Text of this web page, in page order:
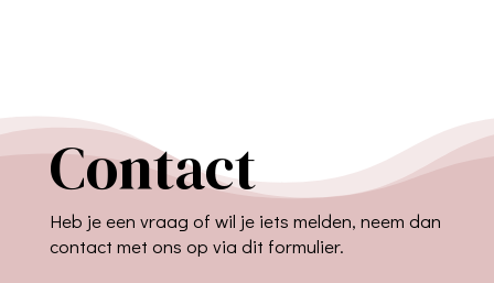
Contact
Heb je een vraag of wil je iets melden, neem dan
contact met ons op via dit formulier.